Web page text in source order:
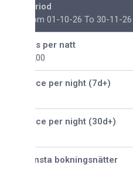
01-10-26 To 30-11-26
per natt
per night (7d+)
per night (30d+)
bokningsnätter